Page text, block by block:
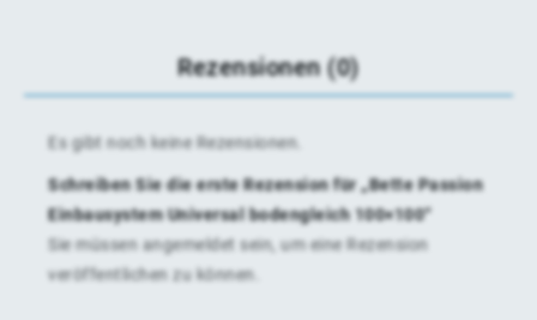
Rezensionen (0)
Es gibt noch keine Rezensionen.
Schreiben Sie die erste Rezension für „Bette Passion
Einbausystem Universal bodengleich 100×100“
Sie müssen angemeldet sein, um eine Rezension
veröffentlichen zu können.